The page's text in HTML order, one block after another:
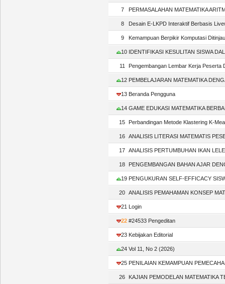
7 PERMASALAHAN MATEMATIKA
8 Desain E-LKPD Interaktif Berbasis
9 Kemampuan Berpikir Komputasi
10 IDENTIFIKASI KESULITAN SISWA
11 Pengembangan Lembar Kerja Peserta
12 PEMBELAJARAN MATEMATIKA
13 Beranda Pengguna
14 GAME EDUKASI MATEMATIKA
15 Perbandingan Metode Klastering K-
16 ANALISIS LITERASI MATEMATIS
17 ANALISIS PERTUMBUHAN IKAN
18 PENGEMBANGAN BAHAN AJAR
19 PENGUKURAN SELF-EFFICACY
20 ANALISIS PEMAHAMAN KONSEP
21 Login
22 #24533 Pengeditan
23 Kebijakan Editorial
24 Vol 11, No 2 (2026)
25 PENILAIAN KEMAMPUAN
26 KAJIAN PEMODELAN MATEMATIKA